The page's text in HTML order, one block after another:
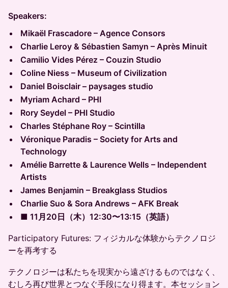
Speakers:
Mikaël Frascadore – Agence Consors
Charlie Leroy & Sébastien Samyn – Après Minuit
Camilio Vides Pérez – Couzin Studio
Coline Niess – Museum of Civilization
Daniel Boisclair – paysages studio
Myriam Achard – PHI
Rory Seydel – PHI Studio
Charles Stéphane Roy – Scintilla
Véronique Paradis – Society for Arts and
Technology
Amélie Barrette & Laurence Wells – Independent
Artists
James Benjamin – Breakglass Studios
Charlie Suo & Sora Andrews – AFK Break
■ 11月20日（木）12:30〜13:15（英語）
Participatory Futures: フィジカルな体験からテクノロジ
ーを再考する
テクノロジーは私たちを現実から遠ざけるものではなく、
むしろ再び世界とつなぐ手段になり得ます。本セッション